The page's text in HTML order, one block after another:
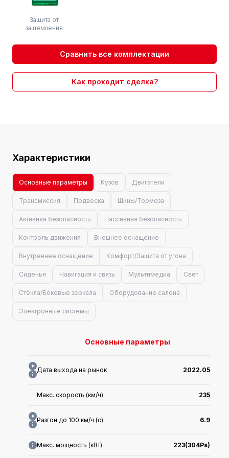
Защита от
защемления
Сравнить все комплектации
Как проходит сделка?
Характеристики
Основные параметры Кузов Двигатели
Трансмиссия Подвеска Шины/Тормоза
Активная безопасность Пассивная безопасность
Контроль движения Внешнее оснащение
Внутреннее оснащение Комфорт/Защита от угона
Сиденья Навигация и связь Мультимедиа Свет
Стёкла/Боковые зеркала Оборудование салона
Электронные системы
Основные параметры
Дата выхода на рынок 2022.05
Макс. скорость (км/ч) 235
Разгон до 100 км/ч (с) 6.9
Макс. мощность (кВт) 223(304Ps)